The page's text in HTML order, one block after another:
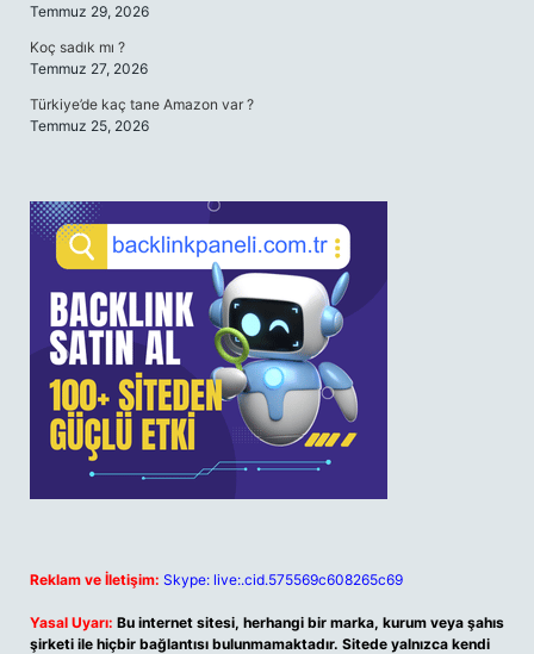
Temmuz 29, 2026
Koç sadık mı ?
Temmuz 27, 2026
Türkiye’de kaç tane Amazon var ?
Temmuz 25, 2026
Reklam ve İletişim: Skype: live:.cid.575569c608265c69
Yasal Uyarı: Bu internet sitesi, herhangi bir marka, kurum veya şahıs
şirketi ile hiçbir bağlantısı bulunmamaktadır. Sitede yalnızca kendi